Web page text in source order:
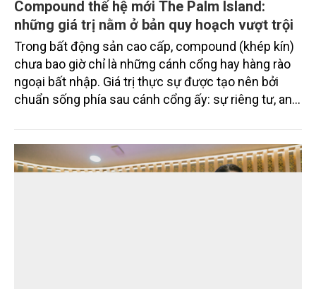
Compound thế hệ mới The Palm Island:
những giá trị nằm ở bản quy hoạch vượt trội
Trong bất động sản cao cấp, compound (khép kín)
chưa bao giờ chỉ là những cánh cổng hay hàng rào
ngoại bất nhập. Giá trị thực sự được tạo nên bởi
chuẩn sống phía sau cánh cổng ấy: sự riêng tư, an
vụ được thiết kế dành riêng cho họ.